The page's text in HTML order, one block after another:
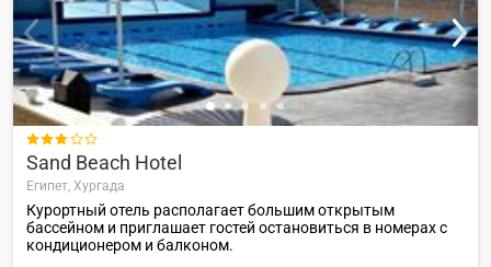

Sand Beach Hotel
Египет, Хургада
Курортный отель располагает большим открытым
бассейном и приглашает гостей остановиться в номерах с
кондиционером и балконом.